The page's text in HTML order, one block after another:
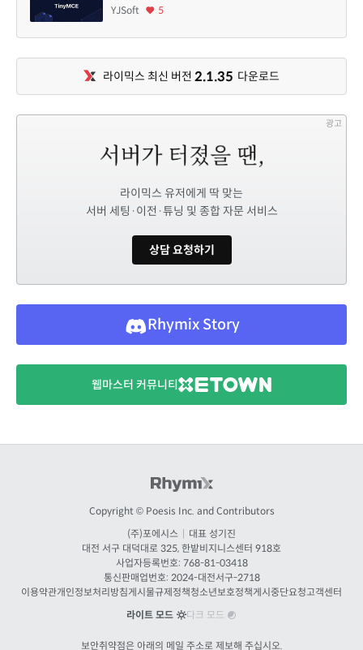
YJSoft 5
라이믹스 최신 버전 2.1.35 다운로드
광고
라이믹스 유저에게 딱 맞는
서버 세팅·이전·튜닝 및 종합 자문 서비스
상담 요청하기
Rhymix Story
웹마스터 커뮤니티
Copyright © Poesis Inc. and Contributors
(주)포에시스
대표 성기진
대전 서구 대덕대로 325, 한밭비지니스센터 918호
사업자등록번호: 768-81-03418
통신판매업번호: 2024-대전서구-2718
이용약관개인정보처리방침게시물규제정책청소년보호정책게시중단요청고객센터
라이트 모드
다크 모드
보안취약점은 아래의 메일 주소로 제보해 주십시오.